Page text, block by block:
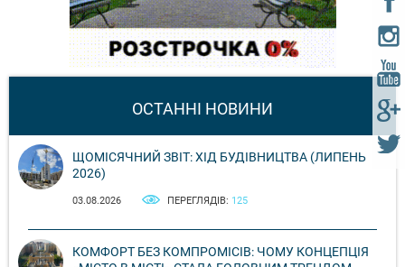
ОСТАННІ НОВИНИ
ЩОМІСЯЧНИЙ ЗВІТ: ХІД БУДІВНИЦТВА (ЛИПЕНЬ
2026)
03.08.2026 ПЕРЕГЛЯДІВ: 125
КОМФОРТ БЕЗ КОМПРОМІСІВ: ЧОМУ КОНЦЕПЦІЯ